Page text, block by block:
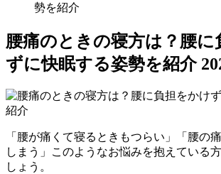
勢を紹介
腰痛のときの寝方は？腰に
ずに快眠する姿勢を紹介
「腰が痛くて寝るときもつらい」「腰の
しまう」このようなお悩みを抱えている
しょう。